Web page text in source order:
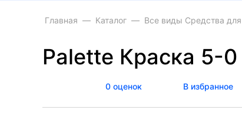
Главная Каталог Все виды Средства для
Palette Краска 5-0
0 оценок В избранное